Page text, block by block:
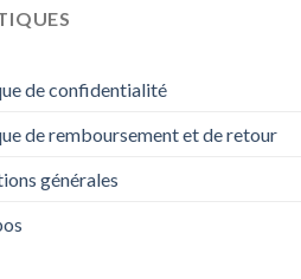
de confidentialité
de remboursement et de retour
générales